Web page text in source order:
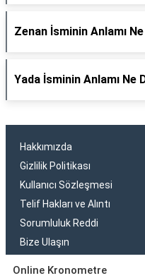
Zenan İsminin Anlamı
Yada İsminin Anlamı Ne
Hakkımızda
Gizlilik Politikası
Kullanıcı Sözleşmesi
Telif Hakları ve Alıntı
Sorumluluk Reddi
Bize Ulaşın
Online Kronometre